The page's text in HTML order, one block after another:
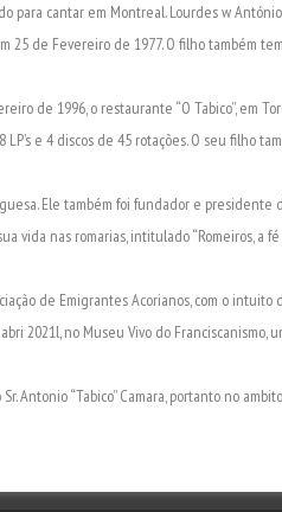
para cantar em Montreal. Lourdes w
25 de Fevereiro de 1977. O filho também
de 1996, o restaurante “O Tabico”, em
e 4 discos de 45 rotações. O seu filho
Ele também foi fundador e presidente
vida nas romarias, intitulado “Romeiros, a fé
de Emigrantes Acorianos, com o
2021l, no Museu Vivo do Franciscanismo,
Antonio “Tabico” Camara, portanto no